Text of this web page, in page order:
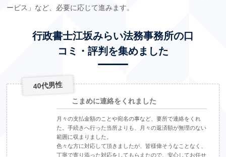
ービス」など、必要に応じて進みます。
行政書士江坂みらい法務事務所の口
コミ・評判を集めました
40代男性
こまめに連絡をくれました
月々の支払金額のことや宛名の事など、要所で連絡をくれ
た。手続きへ行った当所よりも、月々の返済額が無理のない
範囲に収まりました。
色々な方に対応して頂きましたが、皆様偉そうなことなく、
丁寧で寄り添った対応をしてもらえたので、安心してお任せ